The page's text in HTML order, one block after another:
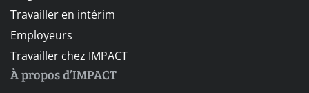
Travailler en intérim
Employeurs
Travailler chez IMPACT
À propos d’IMPACT